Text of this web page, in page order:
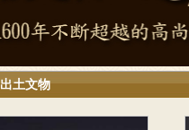
出土文物